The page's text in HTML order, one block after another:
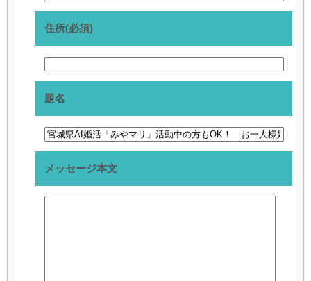
住所(必須)
題名
メッセージ本文